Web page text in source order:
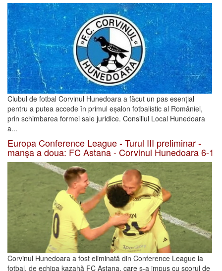
Clubul de fotbal Corvinul Hunedoara a făcut un pas esențial
pentru a putea accede în primul eșalon fotbalistic al României,
prin schimbarea formei sale juridice. Consiliul Local Hunedoara
a...
Europa Conference League - Turul III preliminar -
manşa a doua: FC Astana - Corvinul Hunedoara 6-1
Corvinul Hunedoara a fost eliminată din Conference League la
fotbal, de echipa kazahă FC Astana, care s-a impus cu scorul de